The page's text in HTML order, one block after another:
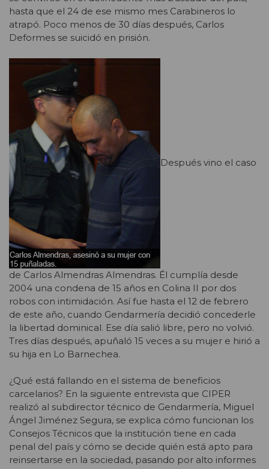
hasta que el 24 de ese mismo mes Carabineros lo
atrapó. Poco menos de 30 días después, Carlos
Deformes se suicidó en prisión.
Después vino el caso
de Carlos Almendras Almendras. Él cumplía desde
2004 una condena de 15 años en Colina II por dos
robos con intimidación. Así fue hasta el 12 de febrero
de este año, cuando Gendarmería decidió concederle
la libertad dominical. Ese día salió libre, pero no volvió.
Tres días después, apuñaló 15 veces a su mujer e hirió a
su hija en Lo Barnechea.
¿Qué está fallando en el sistema de beneficios
carcelarios? En la siguiente entrevista que CIPER
realizó al subdirector técnico de Gendarmería, Miguel
Ángel Jiménez Segura, se explica cómo funcionan los
Consejos Técnicos que la institución tiene en cada
penal del país y cómo se decide quién está apto para
reinsertarse en la sociedad, pasando por alto informes